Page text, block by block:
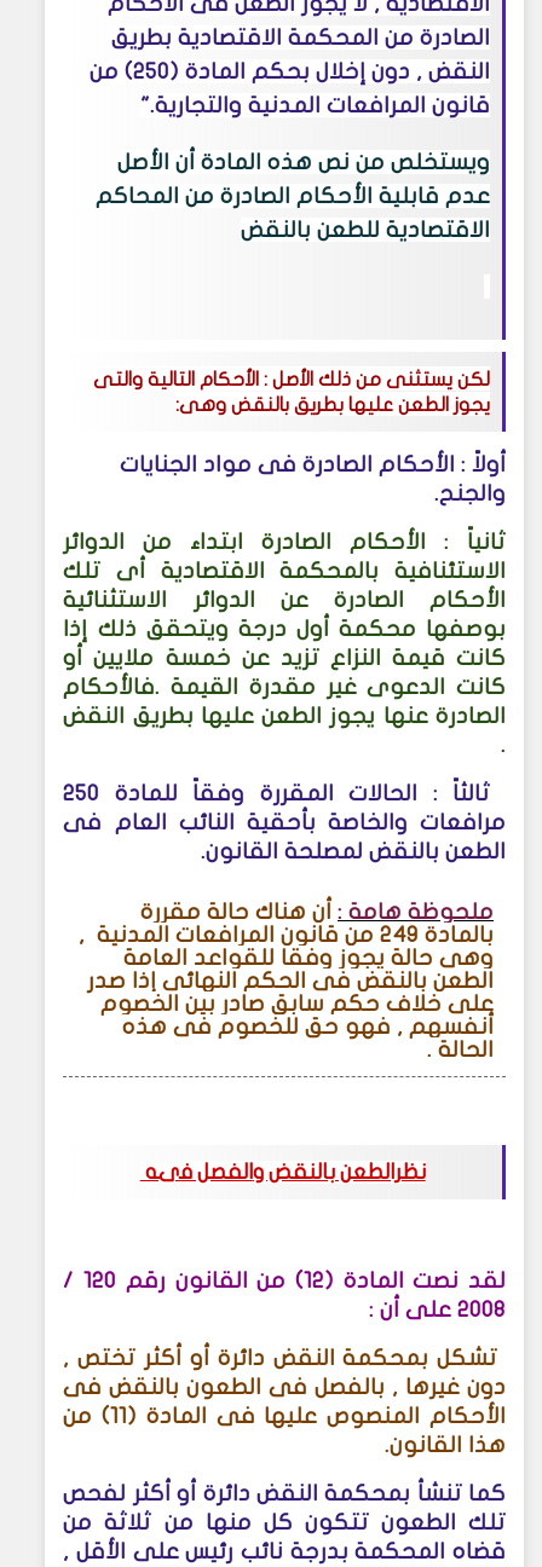
الصادرة من المحكمة الاقتصادية بطريق
النقض , دون إخلال بحكم المادة (250) من
قانون المرافعات المدنية والتجارية."
ويستخلص من نص هذه المادة أن الأصل
عدم قابلية الأحكام الصادرة من المحاكم
الاقتصادية للطعن بالنقض
لكن يستثنى من ذلك الأصل : الأحكام التالية والتى
يجوز الطعن عليها بطريق بالنقض وهى:
أولاً : الأحكام الصادرة فى مواد الجنايات
والجنح.
ثانياً : الأحكام الصادرة ابتداء من الدوائر
الاستئنافية بالمحكمة الاقتصادية أى تلك
الأحكام الصادرة عن الدوائر الاستثنائية
بوصفها محكمة أول درجة ويتحقق ذلك إذا
كانت قيمة النزاع تزيد عن خمسة ملايين أو
كانت الدعوى غير مقدرة القيمة .فالأحكام
الصادرة عنها يجوز الطعن عليها بطريق النقض
.
ثالثاً : الحالات المقررة وفقاً للمادة 250
مرافعات والخاصة بأحقية النائب العام فى
الطعن بالنقض لمصلحة القانون.
ملحوظة هامة : أن هناك حالة مقررة
بالمادة 249 من قانون المرافعات المدنية ,
وهي حالة يجوز وفقا للقواعد العامة
الطعن بالنقض فى الحكم النهائى إذا صدر
على خلاف حكم سابق صادر بين الخصوم
أنفسهم , فهو حق للخصوم فى هذه
الحالة .
نظرالطعن بالنقض والفصل فىه
لقد نصت المادة (12) من القانون رقم 120 /
2008 على أن
:
تشكل بمحكمة النقض دائرة أو أكثر تختص ,
دون غيرها , بالفصل فى الطعون بالنقض فى
الأحكام المنصوص عليها فى المادة (11) من
هذا القانون.
كما تنشأ بمحكمة النقض دائرة أو أكثر لفحص
تلك الطعون تتكون كل منها من ثلاثة من
قضاه المحكمة بدرجة نائب رئيس على الأقل ,